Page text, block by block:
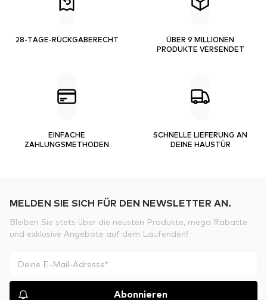
28-TAGE-RÜCKGABERECHT
ÜBER 9 MILLIONEN
PRODUKTE VERSENDET
EINFACHE
ZAHLUNGSMETHODEN
SCHNELLE LIEFERUNG AN
DEINE HAUSTÜR
MELDEN SIE SICH FÜR DEN NEWSLETTER AN.
Bleiben Sie stets über die neusten Produkte, mega Rabatte
und exklusive Angebote auf dem Laufenden!
Abonnieren